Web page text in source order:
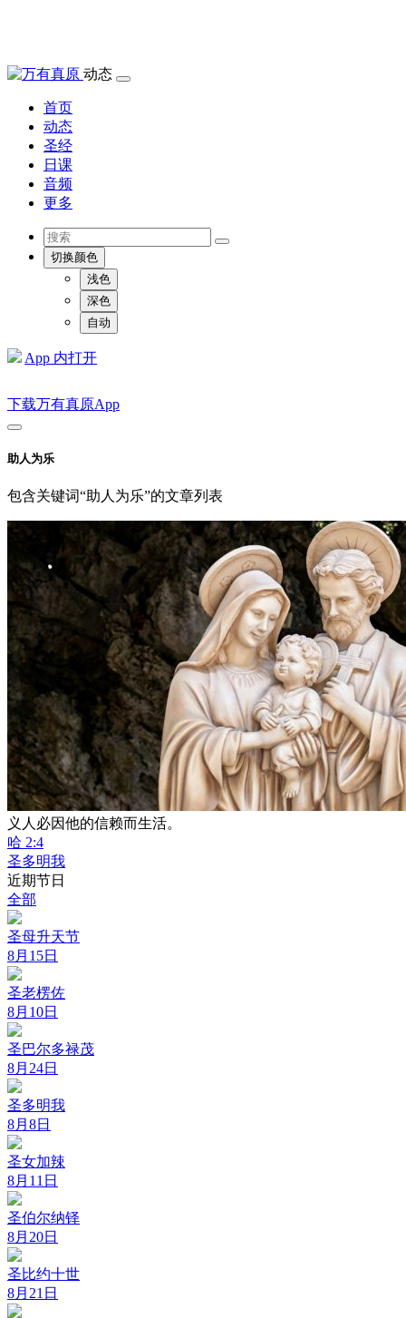
动态
首页
动态
圣经
日课
音频
更多
切换颜色
浅色
深色
自动
App 内打开
下载万有真原App
助人为乐
包含关键词“助人为乐”的文章列表
义人必因他的信赖而生活。
哈 2:4
圣多明我
近期节日
全部
圣母升天节
8月15日
圣老楞佐
8月10日
圣巴尔多禄茂
8月24日
圣多明我
8月8日
圣女加辣
8月11日
圣伯尔纳铎
8月20日
圣比约十世
8月21日